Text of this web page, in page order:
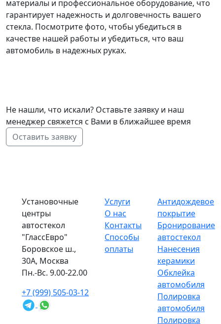
материалы и профессиональное оборудование, что
гарантирует надежность и долговечность вашего
стекла. Посмотрите фото, чтобы убедиться в
качестве нашей работы и убедиться, что ваш
автомобиль в надежных руках.
Не нашли, что искали? Оставьте заявку и наш
менеджер свяжется с Вами в ближайшее время
Оставить заявку
Установочные
центры
автостекол
"ГлассЕвро"
Боровское ш.,
30А, Москва
Пн.-Вс. 9.00-22.00
+7 (999) 505-03-12
Услуги
О нас
Контакты
Способы
оплаты
Антидождевое
покрытие
Бронирование
автостекол
Нанесения
керамики
Обклейка
автомобиля
Полировка
автомобиля
Полировка